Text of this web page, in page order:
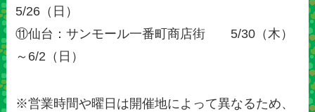
5/26（日）
⑪仙台：サンモール一番町商店街 5/30（木）
～6/2（日）
※営業時間や曜日は開催地によって異なるため、